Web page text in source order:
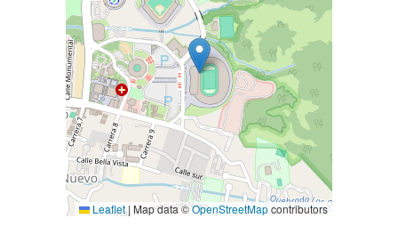
Leaflet | Map data ©OpenStreetMapcontributors